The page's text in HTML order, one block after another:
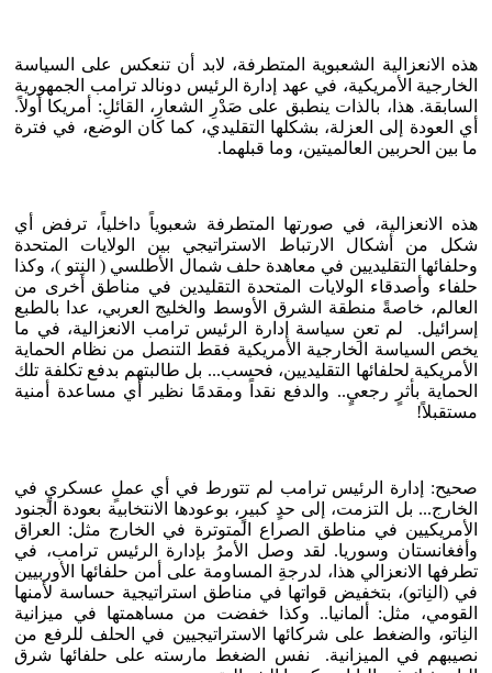
هذه الانعزالية الشعبوية المتطرفة، لابد أن تنعكس على السياسة
الخارجية الأمريكية، في عهد إدارة الرئيس دونالد ترامب الجمهورية
السابقة. هذا، بالذات ينطبق على صَدْرِ الشعارِ، القائلِ: أمريكا أولاً.
أي العودة إلى العزلة، بشكلها التقليدي، كما كان الوضع، في فترة
ما بين الحربين العالميتين، وما قبلهما.
هذه الانعزالية، في صورتها المتطرفة شعبوياً داخلياً، ترفض أي
شكل من أشكال الارتباط الاستراتيجي بين الولايات المتحدة
وحلفائها التقليديين في معاهدة حلف شمال الأطلسي ( النِتو )، وكذا
حلفاء وأصدقاء الولايات المتحدة التقليدين في مناطق أخرى من
العالم، خاصةً منطقة الشرق الأوسط والخليج العربي، عدا بالطبع
إسرائيل. لم تعنِ سياسة إدارة الرئيس ترامب الانعزالية، في ما
يخص السياسة الخارجية الأمريكية فقط التنصل من نظام الحماية
الأمريكية لحلفائها التقليديين، فحسب... بل طالبتهم بدفع تكلفة تلك
الحماية بأثرٍ رجعيٍ.. والدفع نقداً ومقدمًا نظير أي مساعدة أمنية
مستقبلاً!
صحيح: إدارة الرئيس ترامب لم تتورط في أي عملٍ عسكريٍ في
الخارج... بل التزمت، إلى حدٍ كبيرٍ، بوعودها الانتخابية بعودة الجنود
الأمريكيين في مناطق الصراع المتوترة في الخارج مثل: العراق
وأفغانستان وسوريا. لقد وصل الأمرُ بإدارة الرئيس ترامب، في
تطرفها الانعزالي هذا، لدرجةِ المساومة على أمن حلفائها الأوربيين
في (النِاتو)، بتخفيض قواتها في مناطق استراتيجية حساسة لأمنها
القومي، مثل: ألمانيا.. وكذا خفضت من مساهمتها في ميزانية
النِاتو، والضغط على شركائها الاستراتيجيين في الحلف للرفع من
نصيبهم في الميزانية. نفس الضغط مارسته على حلفائها شرق